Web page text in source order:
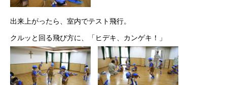
出来上がったら、室内でテスト飛行。
クルッと回る飛び方に、「ヒデキ、カンゲキ！」